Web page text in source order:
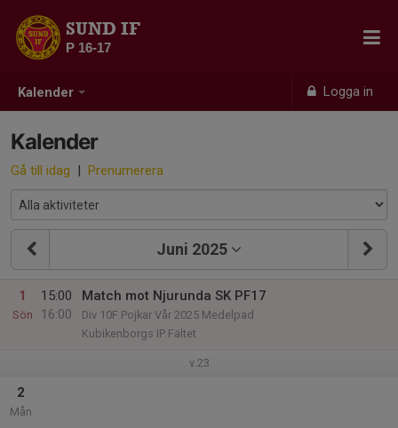
Kalender Logga in
SUND IF
P 16-17
Kalender
Gå till idag | Prenumerera
Juni 2025
1
Sön
15:00
16:00
Match mot Njurunda SK PF17
Div 10F Pojkar Vår 2025 Medelpad
Kubikenborgs IP Fältet
v.23
2
Mån